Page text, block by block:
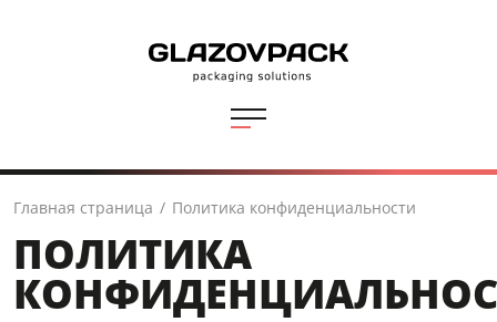
Главная страница / Политика конфиденциальности
ПОЛИТИКА